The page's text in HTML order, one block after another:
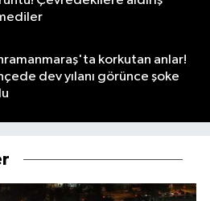
korkutan anlar!
dev yılanı görünce şoke